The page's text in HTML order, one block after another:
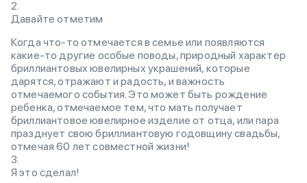
Давайте отметим
Когда что-то отмечается в семье или появляются
какие-то другие особые поводы, природный характер
бриллиантовых ювелирных украшений, которые
дарятся, отражают и радость, и важность
отмечаемого события. Это может быть рождение
ребенка, отмечаемое тем, что мать получает
бриллиантовое ювелирное изделие от отца, или пара
празднует свою бриллиантовую годовщину свадьбы,
отмечая 60 лет совместной жизни!
Я это сделал!